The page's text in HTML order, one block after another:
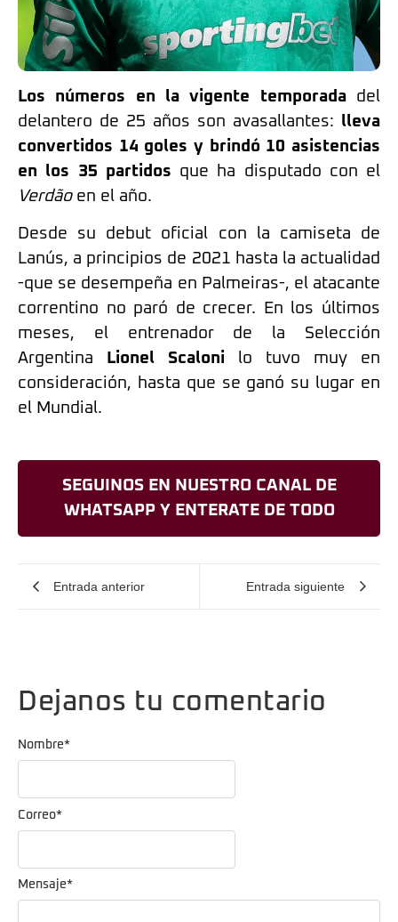
Los números en la vigente temporadadel
delantero de 25 años son avasallantes: lleva
convertidos 14 goles y brindó 10 asistencias
en los 35 partidos que ha disputado con el
Verdãoen el año.
Desde su debut oficial con la camiseta de
Lanús, a principios de 2021 hasta la actualidad
-que se desempeña en Palmeiras-, el atacante
correntino no paró de crecer. En los últimos
meses, el entrenador de la Selección
Argentina
Lionel Scaloni lo tuvo muy en
consideración, hasta que se ganó su lugar en
el Mundial.
SEGUINOS EN NUESTRO CANAL DE
WHATSAPP Y ENTERATE DE TODO
Entrada anterior Entrada siguiente
Dejanos tu comentario
Mensaje*
Nombre*
Correo*